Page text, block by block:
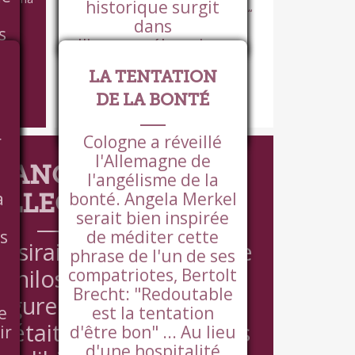
historique surgit
dans
l'incompréhension.
PASCAL BRUCKNER - LE FIGARO DU
23/01/2016
Merkel serait bien inspirée de...
VOIR +
LA TENTATION
DE LA BONTÉ
Cologne a réveillé
l'Allemagne de
l'angélisme de la
bonté. Angela Merkel
serait bien inspirée
de méditer cette
phrase de l'un de ses
compatriotes, Bertolt
Brecht: "Redoutable
est la tentation
d'être bon" ... Au lieu
LES
mettre en scène
qui soient
publiques et
était naturel, pour des